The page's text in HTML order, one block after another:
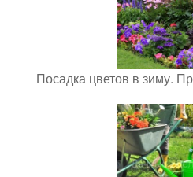
Посадка цветов в зиму.